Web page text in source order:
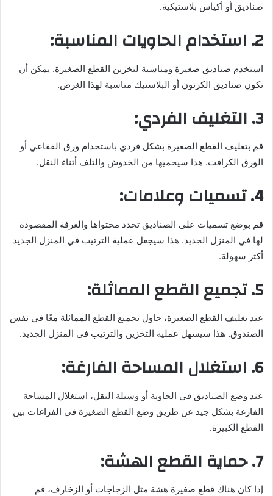
صناديق أو أكياس بلاستيكية.
2. استخدام الحاويات المناسبة:
استخدم صناديق صغيرة ومناسبة لتخزين القطع الصغيرة. يمكن أن
تكون صناديق الكرتون أو البلاستيك مناسبة لهذا الغرض.
3. التغليف الفردي:
قم بتغليف القطع الصغيرة بشكل فردي باستخدام ورق الفقاعي أو
الورق الكرافت. هذا سيحميها من الخدوش والتلف أثناء النقل.
4. تسميات وعلامات:
قم بوضع تسميات على الصناديق تحدد محتواها والغرفة المقصودة
لها في المنزل الجديد. هذا سيجعل عملية الترتيب في المنزل الجديد
أكثر سهولة.
5. تجميع القطع المماثلة:
عند تغليف القطع الصغيرة، حاول تجميع القطع المماثلة معًا في نفس
الصندوق. هذا سيسهل عملية التخزين والترتيب في المنزل الجديد.
6. استغلال المساحة الفارغة:
عند وضع الصناديق في الحاوية أو وسيلة النقل، استغلال المساحة
الفارغة بشكل جيد عن طريق وضع القطع الصغيرة في الفراغات بين
القطع الكبيرة.
7. حماية القطع الهشة:
إذا كان هناك قطع صغيرة هشة مثل الزجاجات أو الزخارف، قم